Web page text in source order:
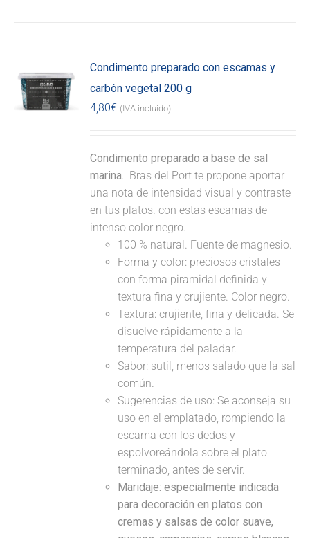
Condimento preparado con escamas y
carbón vegetal 200 g
4,80€ (IVA incluido)
Condimento preparado a base de sal
marina. Bras del Port te propone aportar
una nota de intensidad visual y contraste
en tus platos. con estas escamas de
intenso color negro.
100 % natural. Fuente de magnesio.
Forma y color: preciosos cristales
con forma piramidal definida y
textura fina y crujiente. Color negro.
Textura: crujiente, fina y delicada. Se
disuelve rápidamente a la
temperatura del paladar.
Sabor: sutil, menos salado que la sal
común.
Sugerencias de uso: Se aconseja su
uso en el emplatado, rompiendo la
escama con los dedos y
espolvoreándola sobre el plato
terminado, antes de servir.
Maridaje: especialmente indicada
para decoración en platos con
cremas y salsas de color suave,